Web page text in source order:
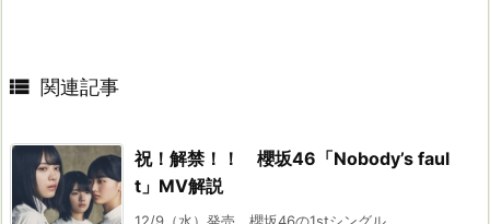
 関連記事
祝！解禁！！ 櫻坂46「Nobody’s faul
t」MV解説